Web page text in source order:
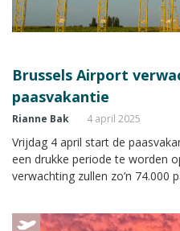
Brussels Airport
paasvakantie
Rianne Bak 4 april 2025
Vrijdag 4 april start de
een drukke periode te worden
verwachting zullen zo’n 74.000